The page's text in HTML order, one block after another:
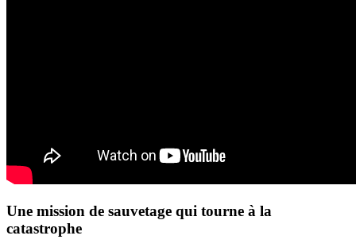
Une mission de sauvetage qui tourne à la
catastrophe